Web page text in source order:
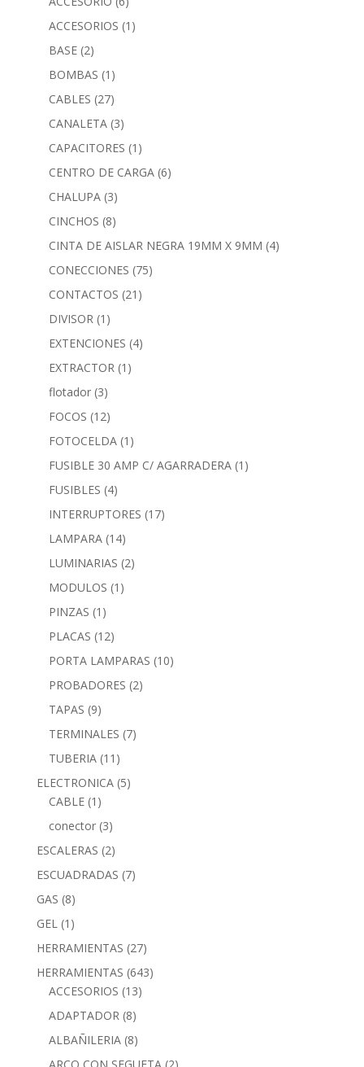
ACCESORIOS (1)
BASE (2)
BOMBAS (1)
CABLES (27)
CANALETA (3)
CAPACITORES (1)
CENTRO DE CARGA (6)
CHALUPA (3)
CINCHOS (8)
CINTA DE AISLAR NEGRA 19MM X 9MM (4)
CONECCIONES (75)
CONTACTOS (21)
DIVISOR (1)
EXTENCIONES (4)
EXTRACTOR (1)
flotador (3)
FOCOS (12)
FOTOCELDA (1)
FUSIBLE 30 AMP C/ AGARRADERA (1)
FUSIBLES (4)
INTERRUPTORES (17)
LAMPARA (14)
LUMINARIAS (2)
MODULOS (1)
PINZAS (1)
PLACAS (12)
PORTA LAMPARAS (10)
PROBADORES (2)
TAPAS (9)
TERMINALES (7)
TUBERIA (11)
ELECTRONICA (5)
CABLE (1)
conector (3)
ESCALERAS (2)
ESCUADRADAS (7)
GAS (8)
GEL (1)
HERRAMIENTAS (27)
HERRAMIENTAS (643)
ACCESORIOS (13)
ADAPTADOR (8)
ALBAÑILERIA (8)
ARCO CON SEGUETA (2)